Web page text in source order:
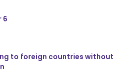
6
to foreign countries without